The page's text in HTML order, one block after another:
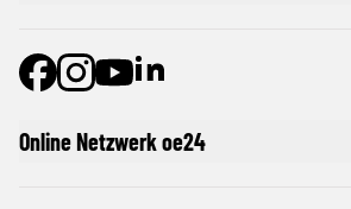
Online Netzwerk oe24